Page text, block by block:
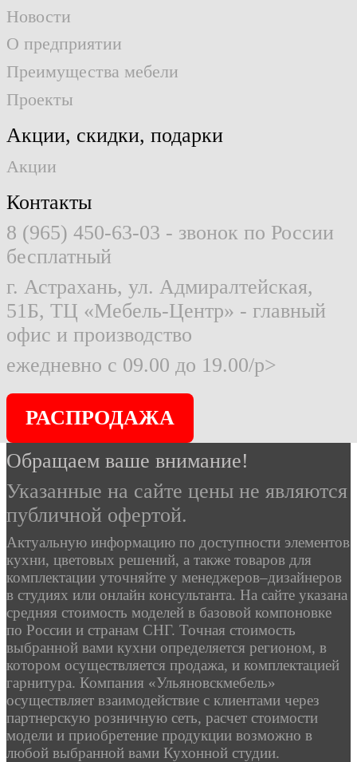
Новости
О предприятии
Преимущества мебели
Проекты
Акции, скидки, подарки
Акции
Контакты
8 (965) 450-63-03 - звонок по России
бесплатный
г. Астрахань, ул. Адмиралтейская,
51Б, ТЦ «Мебель-Центр» - главный
офис и производство
ежедневно с 09.00 до 19.00/p>
РАСПРОДАЖА
Обращаем ваше внимание!
Указанные на сайте цены не являются
публичной офертой.
Актуальную информацию по доступности элементов
кухни, цветовых решений, а также товаров для
комплектации уточняйте у менеджеров–дизайнеров
в студиях или онлайн консультанта. На сайте указана
средняя стоимость моделей в базовой компоновке
по России и странам СНГ. Точная стоимость
выбранной вами кухни определяется регионом, в
котором осуществляется продажа, и комплектацией
гарнитура. Компания «Ульяновскмебель»
осуществляет взаимодействие с клиентами через
партнерскую розничную сеть, расчет стоимости
модели и приобретение продукции возможно в
любой выбранной вами Кухонной студии.